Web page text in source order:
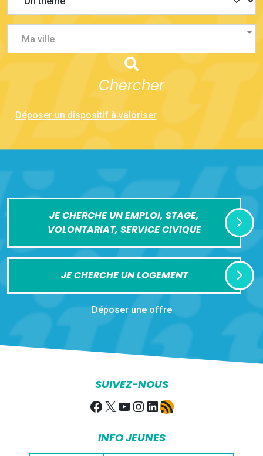
Ma ville
Chercher
Déposer un dispositif à valoriser
JE CHERCHE UN EMPLOI, STAGE,
VOLONTARIAT, SERVICE CIVIQUE
JE CHERCHE UN LOGEMENT
Déposer une offre
SUIVEZ-NOUS
Facebook
X YouTube
Instagram
LinkedIn
Flux RSS
INFO JEUNES